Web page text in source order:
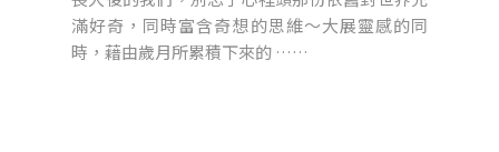
滿好奇，同時富含奇想的思維～大展靈感的同
時，藉由歲月​​所累積下來的 ……